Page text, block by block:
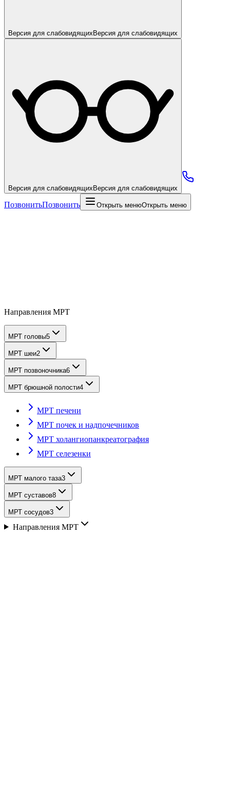
Версия для слабовидящих Версия для слабовидящих
Версия для слабовидящих Версия для слабовидящих
ПозвонитьПозвонить Открыть менюОткрыть меню
Направления МРТ
МРТ головы5
МРТ шеи2
МРТ позвоночника6
МРТ брюшной полости4
МРТ печени
МРТ почек и надпочечников
МРТ холангиопанкреатография
МРТ селезенки
МРТ малого таза3
МРТ суставов8
МРТ сосудов3
Направления МРТ